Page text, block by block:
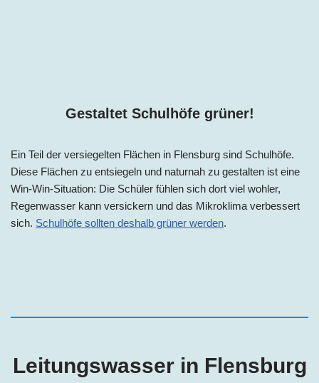
Gestaltet Schulhöfe grüner!
Ein Teil der versiegelten Flächen in Flensburg sind Schulhöfe.
Diese Flächen zu entsiegeln und naturnah zu gestalten ist eine
Win-Win-Situation: Die Schüler fühlen sich dort viel wohler,
Regenwasser kann versickern und das Mikroklima verbessert
sich. Schulhöfe sollten deshalb grüner werden.
Leitungswasser in Flensburg